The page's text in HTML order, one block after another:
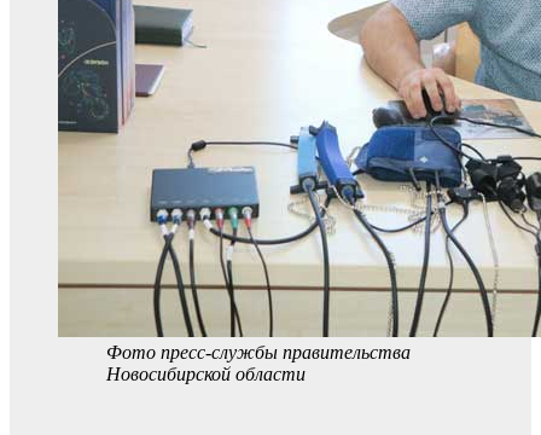
Фото пресс-службы правительства
Новосибирской области